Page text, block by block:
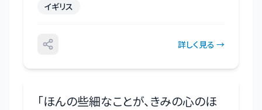
イギリス
詳しく見る →
「ほんの些細なことが、きみの心のほ